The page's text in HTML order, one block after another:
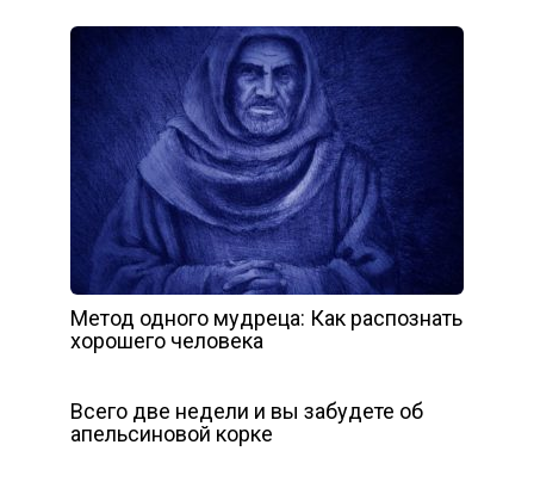
Метод одного мудреца: Как распознать
хорошего человека
Всего две недели и вы забудете об
апельсиновой корке